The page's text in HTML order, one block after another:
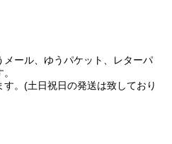
ール、ゆうパケット、レターパ
。(土日祝日の発送は致しており